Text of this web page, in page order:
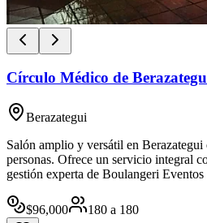
Círculo Médico de
Berazategui
Salón amplio y versátil en Berazategui
personas. Ofrece un servicio integral
gestión experta de Boulangeri
$96,000 180 a 180